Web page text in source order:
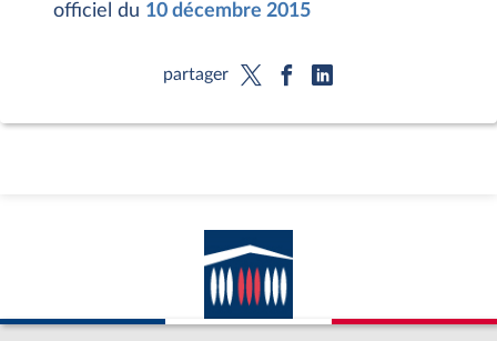
officiel du 10 décembre 2015
partager